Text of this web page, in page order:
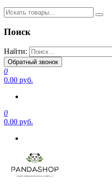
Поиск
Найти:
Обратный звонок
0
0.00 руб.
0
0.00 руб.